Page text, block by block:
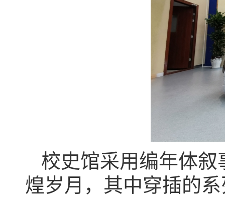
校史馆采用编年体
煌岁月，其中穿插的